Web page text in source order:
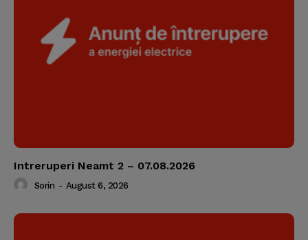
Intreruperi Neamt 2 – 07.08.2026
Sorin - August 6, 2026